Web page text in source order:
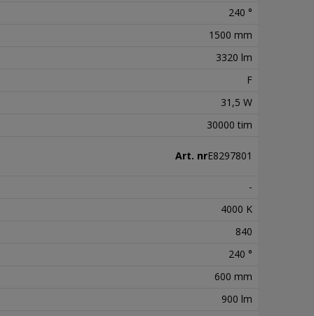
240 °
1500 mm
3320 lm
F
31,5 W
30000 tim
Art. nrE8297801
-
4000 K
840
240 °
600 mm
900 lm